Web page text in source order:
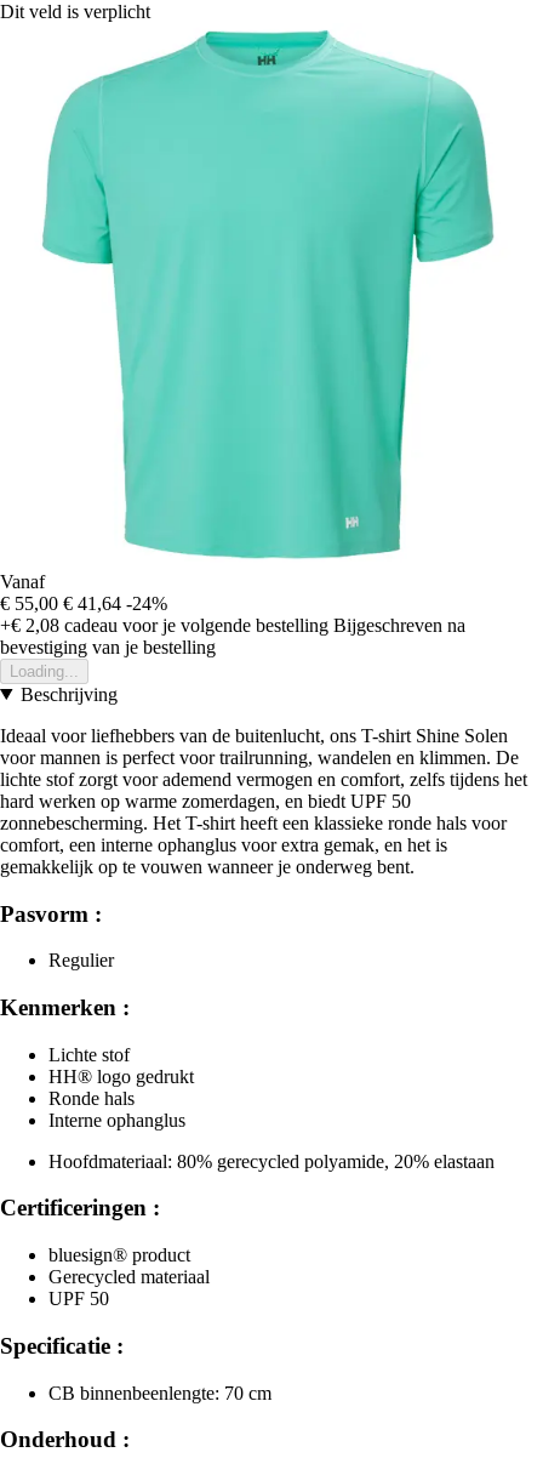
Dit veld is verplicht
Vanaf
€ 55,00 € 41,64 -24%
+€ 2,08 cadeau voor je volgende bestelling Bijgeschreven na
bevestiging van je bestelling
Loading...
Beschrijving
Ideaal voor liefhebbers van de buitenlucht, ons T-shirt Shine Solen
voor mannen is perfect voor trailrunning, wandelen en klimmen. De
lichte stof zorgt voor ademend vermogen en comfort, zelfs tijdens het
hard werken op warme zomerdagen, en biedt UPF 50
zonnebescherming. Het T-shirt heeft een klassieke ronde hals voor
comfort, een interne ophanglus voor extra gemak, en het is
gemakkelijk op te vouwen wanneer je onderweg bent.
Pasvorm :
Regulier
Kenmerken :
Lichte stof
HH® logo gedrukt
Ronde hals
Interne ophanglus
Hoofdmateriaal: 80% gerecycled polyamide, 20% elastaan
Certificeringen :
bluesign® product
Gerecycled materiaal
UPF 50
Specificatie :
CB binnenbeenlengte: 70 cm
Onderhoud :